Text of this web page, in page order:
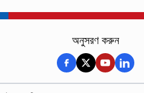
অনুসরণ করুন